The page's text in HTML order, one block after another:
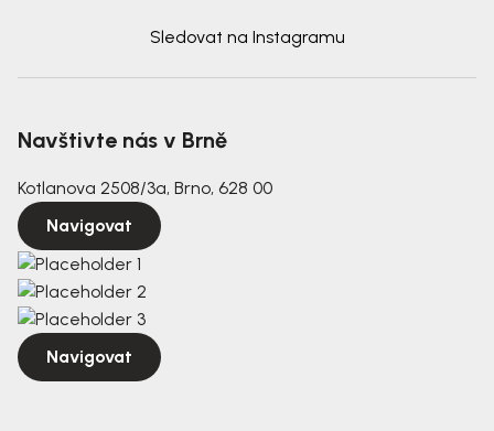
Sledovat na Instagramu
Navštivte nás v Brně
Kotlanova 2508/3a, Brno, 628 00
Navigovat
Navigovat